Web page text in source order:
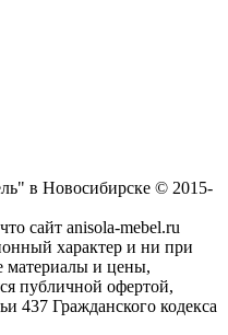
в Новосибирске © 2015-
сайт anisola-mebel.ru
характер и ни при
материалы и цены,
публичной офертой,
437 Гражданского кодекса